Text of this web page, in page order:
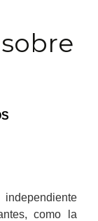
como la